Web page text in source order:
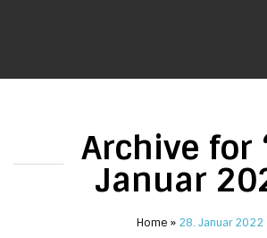
Archive for
Januar
Home 28. Januar 2022